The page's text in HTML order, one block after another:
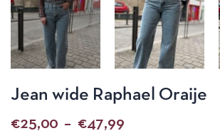
Jean wide Raphael Oraije
€25,00 – €47,99